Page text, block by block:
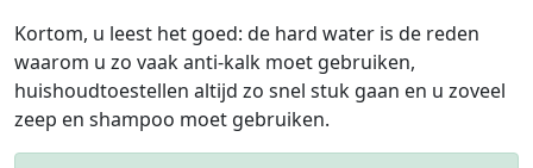
Kortom, u leest het goed: de hard water is de reden
waarom u zo vaak anti-kalk moet gebruiken,
huishoudtoestellen altijd zo snel stuk gaan en u zoveel
zeep en shampoo moet gebruiken.